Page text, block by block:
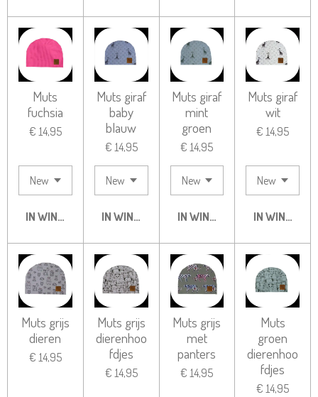
Muts
fuchsia
€ 14,95
IN WINKELWAGEN
Muts giraf
baby
blauw
€ 14,95
IN WINKELWAGEN
Muts giraf
mint
groen
€ 14,95
IN WINKELWAGEN
Muts giraf
wit
€ 14,95
IN
Muts grijs
dieren
€ 14,95
Muts grijs
dierenhoo
fdjes
€ 14,95
Muts grijs
met
panters
€ 14,95
Muts
groen
dierenhoo
fdjes
€ 14,95